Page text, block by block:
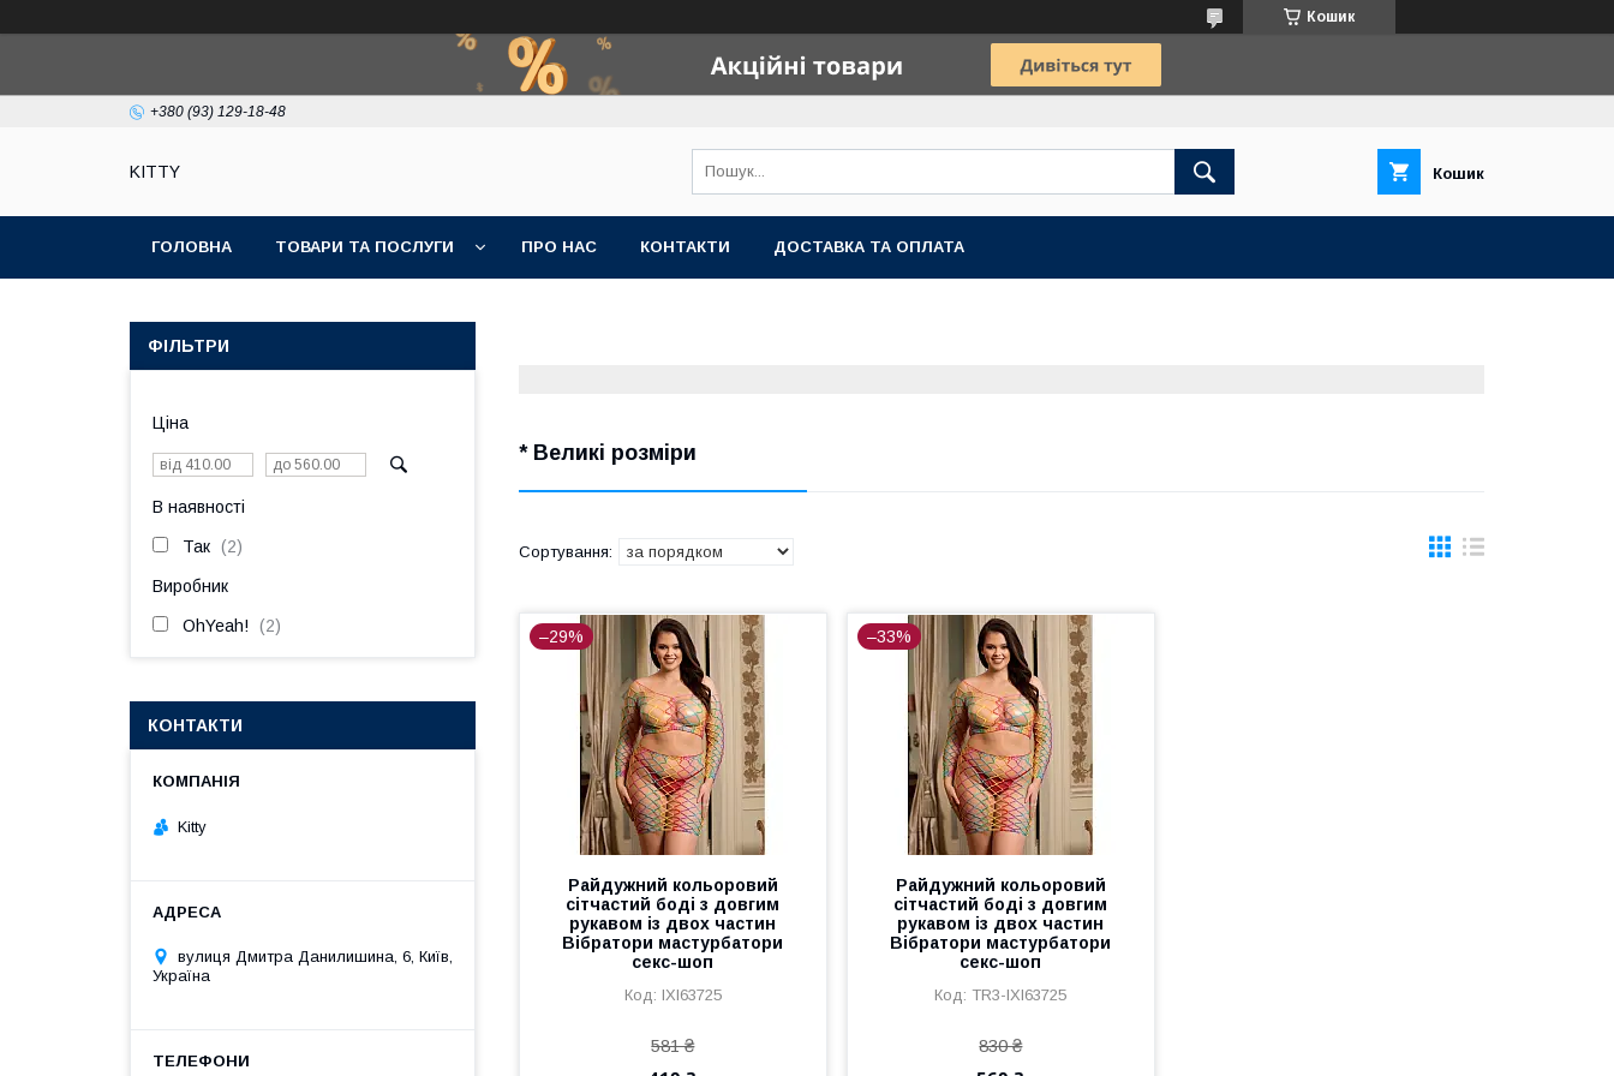
Кошик
+380 (93) 129-18-48
KITTY Кошик
ГОЛОВНА ТОВАРИ ТА ПОСЛУГИ ПРО НАС КОНТАКТИ ДОСТАВКА ТА ОПЛАТА
* Великі розміри
–29%
Райдужний кольоровий
сітчастий боді з довгим
рукавом із двох частин
Вібратори мастурбатори
секс-шоп
IXI63725
581 ₴
–33%
Райдужний кольоровий
сітчастий боді з довгим
рукавом із двох частин
Вібратори мастурбатори
секс-шоп
TR3-IXI63725
830 ₴
ФІЛЬТРИ
Ціна
В наявності
Так 2
Виробник
OhYeah! 2
КОНТАКТИ
Kitty
вулиця Дмитра Данилишина, 6, Київ,
Україна